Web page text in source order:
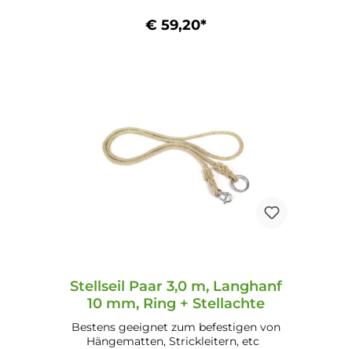
€ 59,20*
Stellseil Paar 3,0 m, Langhanf
10 mm, Ring + Stellachte
Bestens geeignet zum befestigen von
Hängematten, Strickleitern, etc